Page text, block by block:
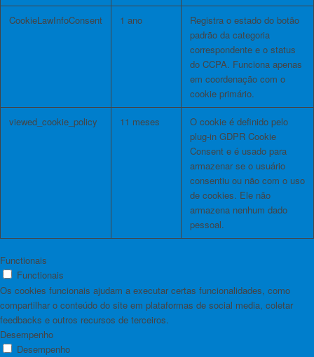
CookieLawInfoConsent 1 ano
Registra o estado do botão
padrão da categoria
correspondente e o status
do CCPA. Funciona apenas
em coordenação com o
cookie primário.
viewed_cookie_policy 11 meses
O cookie é definido pelo
plug-in GDPR Cookie
Consent e é usado para
armazenar se o usuário
consentiu ou não com o uso
de cookies. Ele não
armazena nenhum dado
pessoal.
Functionais
Functionais
Os cookies funcionais ajudam a executar certas funcionalidades, como
compartilhar o conteúdo do site em plataformas de social media, coletar
feedbacks e outros recursos de terceiros.
Desempenho
Desempenho